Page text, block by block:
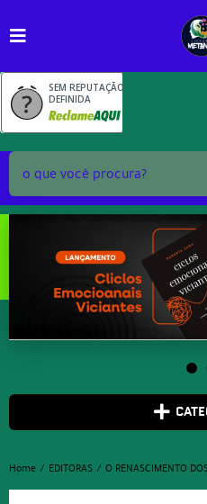
SEM REPUTAÇÃO
DEFINIDA
Home EDITORAS O RENASCIMENTO